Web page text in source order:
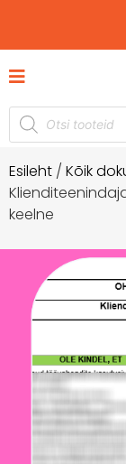
hetkel -60%
Esileht / Kõik
keelne